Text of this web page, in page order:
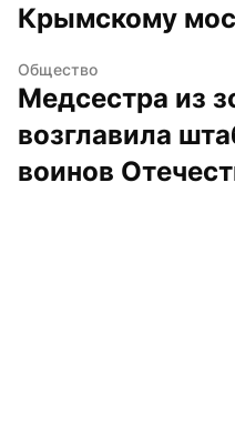
Крымскому
Общество
Медсестра из
возглавила
воинов